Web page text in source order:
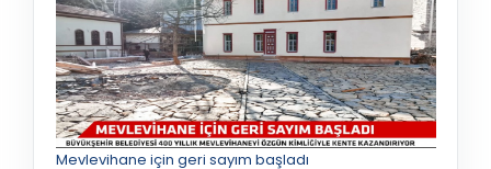
Mevlevihane için geri sayım başladı